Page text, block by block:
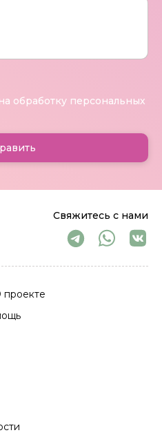
Свяжитесь с нами
проекте
обработку персональных